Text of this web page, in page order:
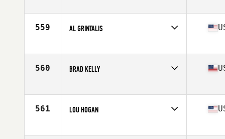
559 AL GRINTALIS
Age
51
560 BRAD KELLY
Age
53
561 LOU HOGAN
Age
50